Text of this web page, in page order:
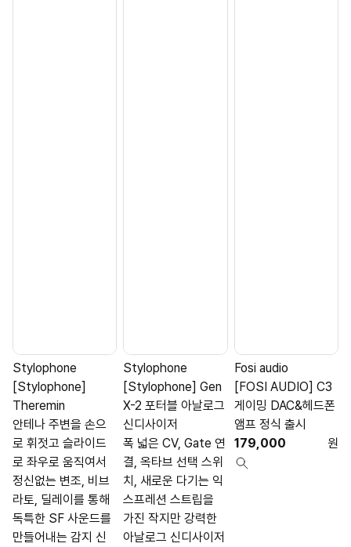
Stylophone
[Stylophone]
Theremin
안테나 주변을 손으
로 휘젓고 슬라이드
로 좌우로 움직여서
정신없는 변조, 비브
라토, 딜레이를 통해
독특한 SF 사운드를
만들어내는 감지 신
Stylophone
[Stylophone] Gen
X-2 포터블 아날로그
신디사이저
폭 넓은 CV, Gate 연
결, 옥타브 선택 스위
치, 새로운 다기는 익
스프레션 스트립을
가진 작지만 강력한
아날로그 신디사이저
Fosi audio
[FOSI AUDIO] C3
게이밍 DAC&헤드폰
앰프 정식 출시
179,000
원